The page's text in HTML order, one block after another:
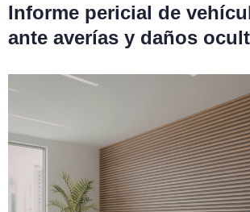
Informe pericial de
ante averías y daños